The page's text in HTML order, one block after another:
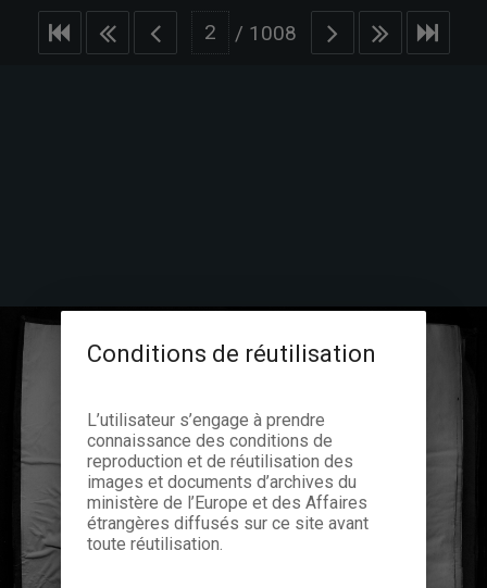
/ 1008
Conditions de réutilisation
L’utilisateur s’engage à prendre
connaissance des conditions de
reproduction et de réutilisation des
images et documents d’archives du
ministère de l’Europe et des Affaires
étrangères diffusés sur ce site avant
toute réutilisation.